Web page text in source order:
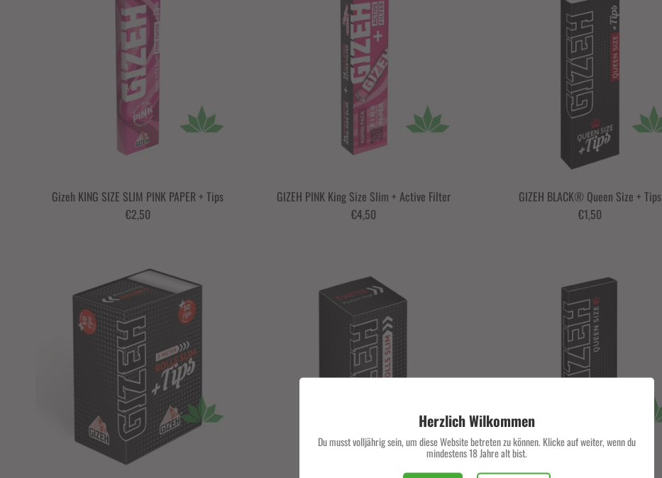
Gizeh KING SIZE SLIM PINK PAPER + Tips
€2,50
GIZEH PINK King Size Slim + Active Filter
€4,50
GIZEH BLACK® Queen Size + Tips
€1,50
Herzlich Wilkommen
Du musst volljährig sein, um diese Website betreten zu können. Klicke auf weiter, wenn du
mindestens 18 Jahre alt bist.